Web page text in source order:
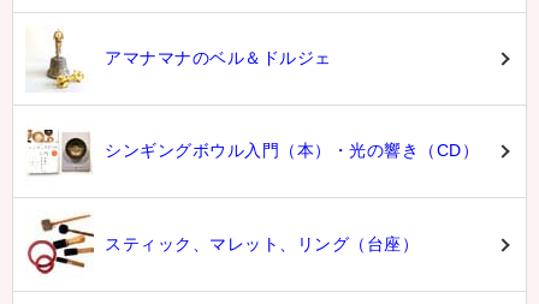
アマナマナのベル＆ドルジェ
シンギングボウル入門（本）・光の響き（CD）
スティック、マレット、リング（台座）